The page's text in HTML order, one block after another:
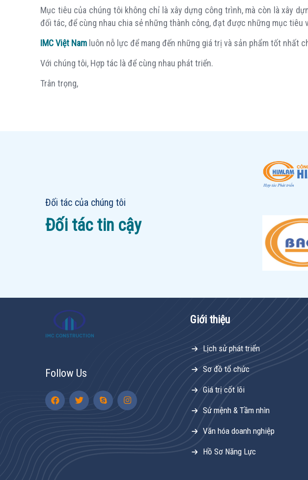
Mục tiêu của chúng tôi không chỉ là xây dựng công trình, mà còn là xây
đối tác, để cùng nhau chia sẻ những thành công, đạt được những mục tiêu
IMC Việt Nam luôn nỗ lực để mang đến những giá trị và sản phẩm tốt nhất
Với chúng tôi, Hợp tác là để cùng nhau phát triển.
Trân trọng,
Đối tác của chúng tôi
Đối tác tin cậy
Follow Us
Giới thiệu
Lịch sử phát triển
Sơ đồ tổ chức
Giá trị cốt lõi
Sứ mệnh & Tầm nhìn
Văn hóa doanh nghiệp
Hồ Sơ Năng Lực